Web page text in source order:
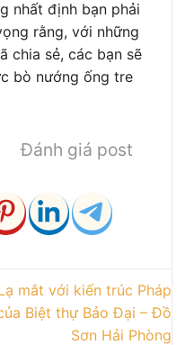
nhất định bạn phải
rằng, với những
chia sẻ, các bạn sẽ
bò nướng ống tre
Đánh giá post
mắt với kiến trúc Pháp
Biệt thự Bảo Đại – Đồ
Sơn Hải Phòng